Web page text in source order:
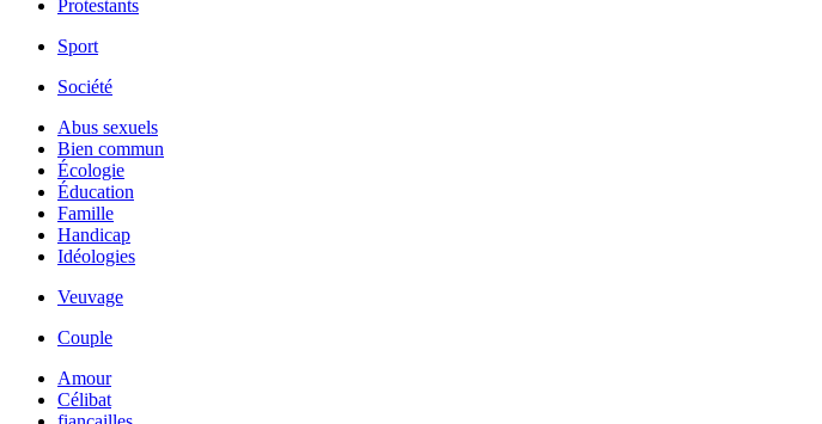
Protestants
Sport
Société
Abus sexuels
Bien commun
Écologie
Éducation
Famille
Handicap
Idéologies
Veuvage
Couple
Amour
Célibat